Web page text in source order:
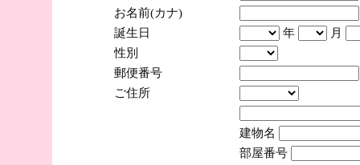
お名前(カナ)
誕生日
年
月
性別
郵便番号
ご住所
建物名
部屋番号